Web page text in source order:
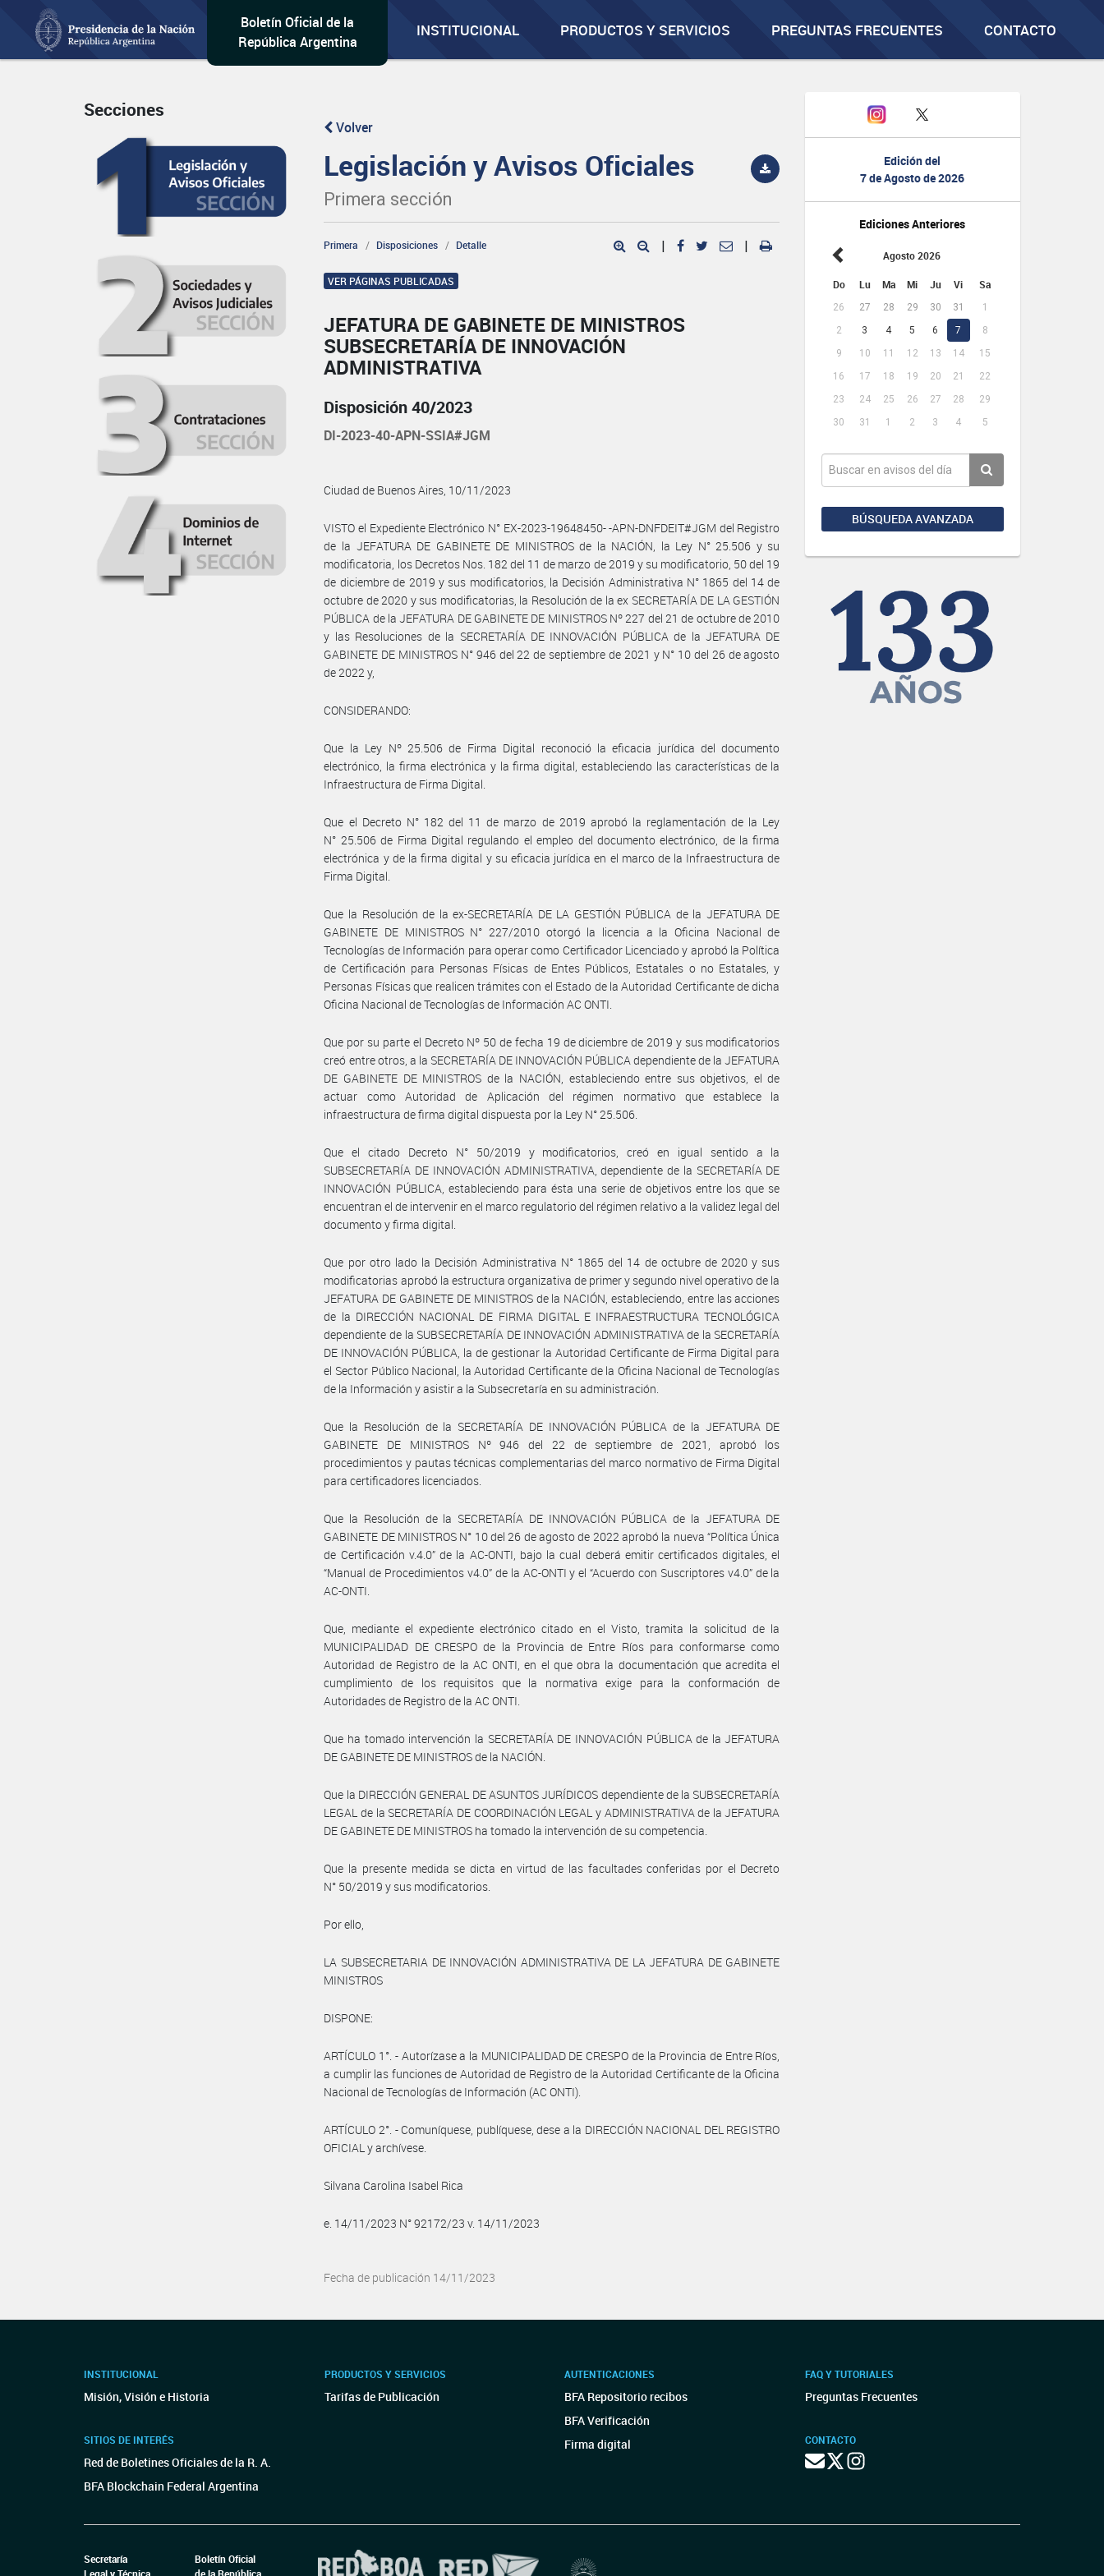
Boletín Oficial de la
República Argentina
INSTITUCIONAL PRODUCTOS Y SERVICIOS PREGUNTAS FRECUENTES CONTACTO
Edición del
7 de Agosto de 2026
Ediciones Anteriores
Agosto 2026
Do Lu Ma Mi Ju Vi Sa
26 27 28 29 30 31
1
2
3 4 5 6 7
8
9
10 11 12 13 14
15
16
17 18 19 20 21
22
23
24 25 26 27 28
29
30
31 1 2 3 4 5
BÚSQUEDA AVANZADA
Secciones
Volver
Legislación y Avisos Oficiales
Primera sección
Primera Disposiciones Detalle | |
VER PÁGINAS PUBLICADAS
JEFATURA DE GABINETE DE MINISTROS
SUBSECRETARÍA DE INNOVACIÓN
ADMINISTRATIVA
Disposición 40/2023
DI-2023-40-APN-SSIA#JGM
Ciudad de Buenos Aires, 10/11/2023
VISTO el Expediente Electrónico N° EX-2023-19648450- -APN-DNFDEIT#JGM del Registro
de la JEFATURA DE GABINETE DE MINISTROS de la NACIÓN, la Ley N° 25.506 y su
modificatoria, los Decretos Nos. 182 del 11 de marzo de 2019 y su modificatorio, 50 del 19
de diciembre de 2019 y sus modificatorios, la Decisión Administrativa N° 1865 del 14 de
octubre de 2020 y sus modificatorias, la Resolución de la ex SECRETARÍA DE LA GESTIÓN
PÚBLICA de la JEFATURA DE GABINETE DE MINISTROS Nº 227 del 21 de octubre de 2010
y las Resoluciones de la SECRETARÍA DE INNOVACIÓN PÚBLICA de la JEFATURA DE
GABINETE DE MINISTROS N° 946 del 22 de septiembre de 2021 y N° 10 del 26 de agosto
de 2022 y,
CONSIDERANDO:
Que la Ley Nº 25.506 de Firma Digital reconoció la eficacia jurídica del documento
electrónico, la firma electrónica y la firma digital, estableciendo las características de la
Infraestructura de Firma Digital.
Que el Decreto N° 182 del 11 de marzo de 2019 aprobó la reglamentación de la Ley
N° 25.506 de Firma Digital regulando el empleo del documento electrónico, de la firma
electrónica y de la firma digital y su eficacia jurídica en el marco de la Infraestructura de
Firma Digital.
Que la Resolución de la ex-SECRETARÍA DE LA GESTIÓN PÚBLICA de la JEFATURA DE
GABINETE DE MINISTROS N° 227/2010 otorgó la licencia a la Oficina Nacional de
Tecnologías de Información para operar como Certificador Licenciado y aprobó la Política
de Certificación para Personas Físicas de Entes Públicos, Estatales o no Estatales, y
Personas Físicas que realicen trámites con el Estado de la Autoridad Certificante de dicha
Oficina Nacional de Tecnologías de Información AC ONTI.
Que por su parte el Decreto Nº 50 de fecha 19 de diciembre de 2019 y sus modificatorios
creó entre otros, a la SECRETARÍA DE INNOVACIÓN PÚBLICA dependiente de la JEFATURA
DE GABINETE DE MINISTROS de la NACIÓN, estableciendo entre sus objetivos, el de
actuar como Autoridad de Aplicación del régimen normativo que establece la
infraestructura de firma digital dispuesta por la Ley N° 25.506.
Que el citado Decreto N° 50/2019 y modificatorios, creó en igual sentido a la
SUBSECRETARÍA DE INNOVACIÓN ADMINISTRATIVA, dependiente de la SECRETARÍA DE
INNOVACIÓN PÚBLICA, estableciendo para ésta una serie de objetivos entre los que se
encuentran el de intervenir en el marco regulatorio del régimen relativo a la validez legal del
documento y firma digital.
Que por otro lado la Decisión Administrativa N° 1865 del 14 de octubre de 2020 y sus
modificatorias aprobó la estructura organizativa de primer y segundo nivel operativo de la
JEFATURA DE GABINETE DE MINISTROS de la NACIÓN, estableciendo, entre las acciones
de la DIRECCIÓN NACIONAL DE FIRMA DIGITAL E INFRAESTRUCTURA TECNOLÓGICA
dependiente de la SUBSECRETARÍA DE INNOVACIÓN ADMINISTRATIVA de la SECRETARÍA
DE INNOVACIÓN PÚBLICA, la de gestionar la Autoridad Certificante de Firma Digital para
el Sector Público Nacional, la Autoridad Certificante de la Oficina Nacional de Tecnologías
de la Información y asistir a la Subsecretaría en su administración.
Que la Resolución de la SECRETARÍA DE INNOVACIÓN PÚBLICA de la JEFATURA DE
GABINETE DE MINISTROS Nº 946 del 22 de septiembre de 2021, aprobó los
procedimientos y pautas técnicas complementarias del marco normativo de Firma Digital
para certificadores licenciados.
Que la Resolución de la SECRETARÍA DE INNOVACIÓN PÚBLICA de la JEFATURA DE
GABINETE DE MINISTROS N° 10 del 26 de agosto de 2022 aprobó la nueva “Política Única
de Certificación v.4.0” de la AC-ONTI, bajo la cual deberá emitir certificados digitales, el
“Manual de Procedimientos v4.0” de la AC-ONTI y el “Acuerdo con Suscriptores v4.0” de la
AC-ONTI.
Que, mediante el expediente electrónico citado en el Visto, tramita la solicitud de la
MUNICIPALIDAD DE CRESPO de la Provincia de Entre Ríos para conformarse como
Autoridad de Registro de la AC ONTI, en el que obra la documentación que acredita el
cumplimiento de los requisitos que la normativa exige para la conformación de
Autoridades de Registro de la AC ONTI.
Que ha tomado intervención la SECRETARÍA DE INNOVACIÓN PÚBLICA de la JEFATURA
DE GABINETE DE MINISTROS de la NACIÓN.
Que la DIRECCIÓN GENERAL DE ASUNTOS JURÍDICOS dependiente de la SUBSECRETARÍA
LEGAL de la SECRETARÍA DE COORDINACIÓN LEGAL y ADMINISTRATIVA de la JEFATURA
DE GABINETE DE MINISTROS ha tomado la intervención de su competencia.
Que la presente medida se dicta en virtud de las facultades conferidas por el Decreto
N° 50/2019 y sus modificatorios.
Por ello,
LA SUBSECRETARIA DE INNOVACIÓN ADMINISTRATIVA DE LA JEFATURA DE GABINETE
MINISTROS
DISPONE:
ARTÍCULO 1°. - Autorízase a la MUNICIPALIDAD DE CRESPO de la Provincia de Entre Ríos,
a cumplir las funciones de Autoridad de Registro de la Autoridad Certificante de la Oficina
Nacional de Tecnologías de Información (AC ONTI).
ARTÍCULO 2°. - Comuníquese, publíquese, dese a la DIRECCIÓN NACIONAL DEL REGISTRO
OFICIAL y archívese.
Silvana Carolina Isabel Rica
e. 14/11/2023 N° 92172/23 v. 14/11/2023
Fecha de publicación 14/11/2023
INSTITUCIONAL
Misión, Visión e Historia
SITIOS DE INTERÉS
Red de Boletines Oficiales de la R. A.
BFA Blockchain Federal Argentina
PRODUCTOS Y SERVICIOS
Tarifas de Publicación
AUTENTICACIONES
BFA Repositorio recibos
BFA Verificación
Firma digital
FAQ Y TUTORIALES
Preguntas Frecuentes
CONTACTO
Secretaría
Legal y Técnica
Boletín Oficial